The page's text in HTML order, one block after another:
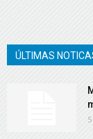
ÚLTIMAS